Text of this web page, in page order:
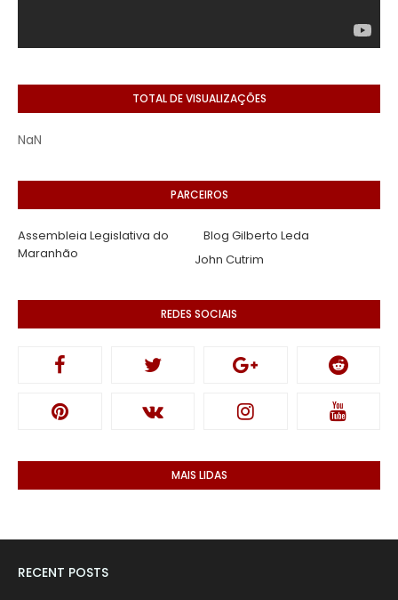
TOTAL DE VISUALIZAÇÕES
NaN
PARCEIROS
Assembleia Legislativa do
Maranhão
Blog Gilberto Leda
John Cutrim
REDES SOCIAIS
MAIS LIDAS
RECENT POSTS